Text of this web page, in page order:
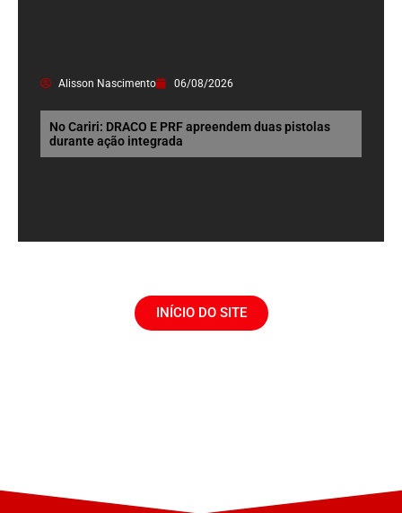
Alisson Nascimento 06/08/2026
No Cariri: DRACO E PRF apreendem duas pistolas
durante ação integrada
INÍCIO DO SITE